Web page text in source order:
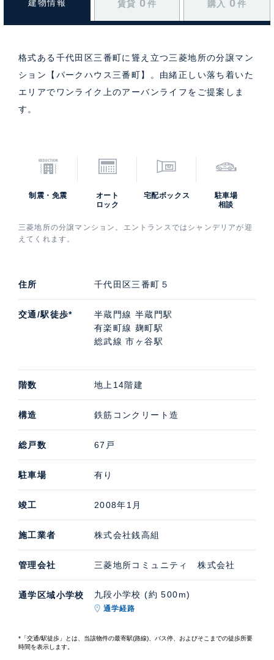
建物情報 賃貸 0 件 購入 0 件
格式ある千代田区三番町に聳え立つ三菱地所の分譲マン
ション【パークハウス三番町】。由緒正しい落ち着いた
エリアでワンライク上のアーバンライフをご提案しま
す。
制震・免震
オート
ロック
宅配ボックス
駐車場
相談
三菱地所の分譲マンション。エントランスではシャンデリアが迎
えてくれます。
住所 千代田区三番町５
交通/駅徒歩*
半蔵門線 半蔵門駅
有楽町線 麹町駅
総武線 市ヶ谷駅
階数 地上14階建
構造 鉄筋コンクリート造
総戸数 67戸
駐車場 有り
竣工 2008年1月
施工業者 株式会社銭高組
管理会社 三菱地所コミュニティ 株式会社
通学区域小学校 九段小学校 (約 500m)
通学経路
*「交通/駅徒歩」とは、当該物件の最寄駅(路線)、バス停、およびそこまでの徒歩所要
時間を表示します。